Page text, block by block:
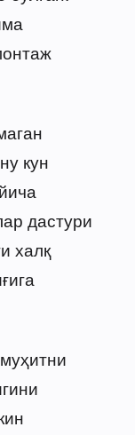
кун
дастури
халқ